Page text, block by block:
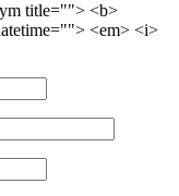
title=""> <b>
<em> <i>